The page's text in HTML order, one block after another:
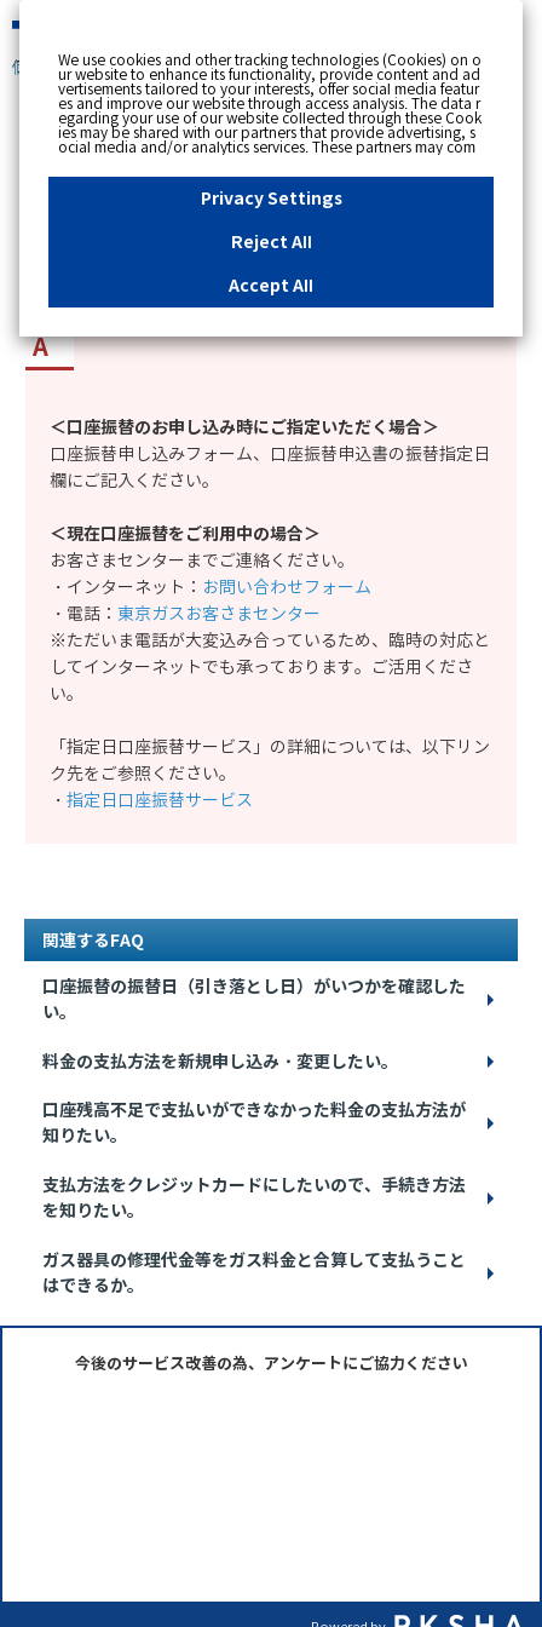
個人のお客さま
[ トップへ戻る ]
カテゴリー表示
更新日時 : 2025/02/04 16:39
＜口座振替のお申し込み時にご指定いただく場合＞
口座振替申し込みフォーム、口座振替申込書の振替指定日
欄にご記入ください。
＜現在口座振替をご利用中の場合＞
お客さまセンターまでご連絡ください。
・インターネット： お問い合わせフォーム
・電話： 東京ガスお客さまセンター
※ただいま電話が大変込み合っているため、臨時の対応と
してインターネットでも承っております。ご活用くださ
い。
「指定日口座振替サービス」の詳細については、以下リン
ク先をご参照ください。
・ 指定日口座振替サービス
関連するFAQ
口座振替の振替日（引き落とし日）がいつかを確認した
い。
料金の支払方法を新規申し込み・変更したい。
口座残高不足で支払いができなかった料金の支払方法が
知りたい。
支払方法をクレジットカードにしたいので、手続き方法
を知りたい。
ガス器具の修理代金等をガス料金と合算して支払うこと
はできるか。
今後のサービス改善の為、アンケートにご協力ください
We use cookies and other tracking technologies (Cookies) on o
ur website to enhance its functionality, provide content and ad
vertisements tailored to your interests, offer social media featur
es and improve our website through access analysis. The data r
egarding your use of our website collected through these Cook
ies may be shared with our partners that provide advertising, s
ocial media and/or analytics services. These partners may com
bine the data shared by us with other data that you have provi
ded to them or that they have collected from your use of their s
ervices or other websites to analyse and optimise advertisemen
ts delivered to you by businesses other than us on the internet.
essary Cookies, please click "Reject All". If you agree to the use
of all Cookies, please click "Accept All". To select your preferen
u can change your consent or rejection settings at any time by c
"Privacy Settings"button on this banner or through y
our browser's "Settings". For more information regarding the pr
site, please refer to the link below.Cookies DetailsPrivacy Polic
y
Privacy Settings
Reject All
Accept All